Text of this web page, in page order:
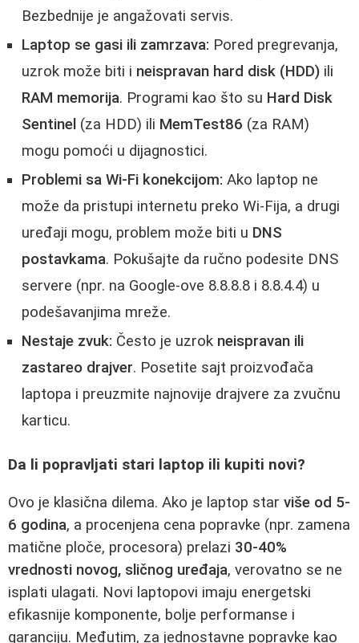
Bezbednije je angažovati servis.
Laptop se gasi ili zamrzava: Pored pregrevanja,
uzrok može biti i neispravan hard disk (HDD) ili
RAM memorija. Programi kao što su Hard Disk
Sentinel (za HDD) ili MemTest86 (za RAM)
mogu pomoći u dijagnostici.
Problemi sa Wi-Fi konekcijom: Ako laptop ne
može da pristupi internetu preko Wi-Fija, a drugi
uređaji mogu, problem može biti u DNS
postavkama. Pokušajte da ručno podesite DNS
servere (npr. na Google-ove 8.8.8.8 i 8.8.4.4) u
podešavanjima mreže.
Nestaje zvuk: Često je uzrok neispravan ili
zastareo drajver. Posetite sajt proizvođača
laptopa i preuzmite najnovije drajvere za zvučnu
karticu.
Da li popravljati stari laptop ili kupiti novi?
Ovo je klasična dilema. Ako je laptop star više od 5-
6 godina, a procenjena cena popravke (npr. zamena
matične ploče, procesora) prelazi 30-40%
vrednosti novog, sličnog uređaja, verovatno se ne
isplati ulagati. Novi laptopovi imaju energetski
efikasnije komponente, bolje performanse i
garanciju. Međutim, za jednostavne popravke kao